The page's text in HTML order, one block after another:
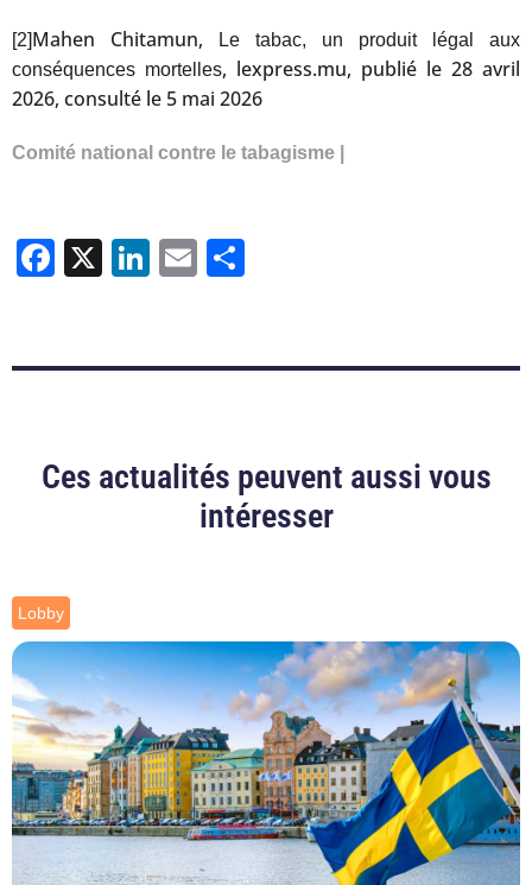
[2]Mahen Chitamun,
Le tabac, un produit légal aux
conséquences mortelles, lexpress.mu, publié le 28 avril
2026, consulté le 5 mai 2026
Comité national contre le tabagisme |
Facebook
X LinkedIn
Email
Ces actualités peuvent aussi vous
intéresser
Lobby